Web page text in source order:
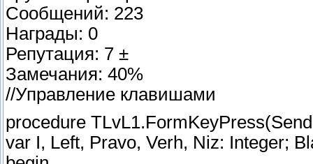
Сообщений: 223
Награды: 0
Репутация: 7 ±
Замечания: 40%
//Управление клавишами
procedure
var I, Left, Pravo, Verh, Niz: Integer;